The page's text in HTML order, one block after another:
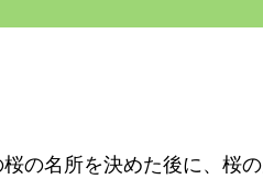
の名所を決めた後に、桜